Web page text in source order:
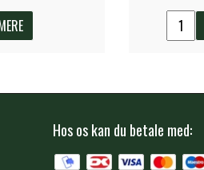
Hos os kan du betale med: